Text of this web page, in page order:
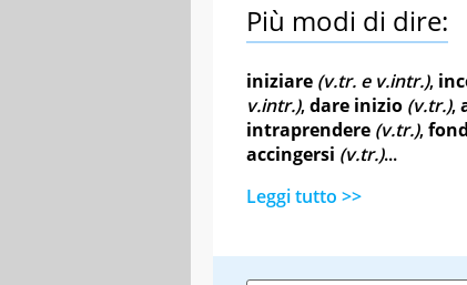
Più modi di dire:
iniziare (v.tr. e v.intr.),
v.intr.),dare inizio (v.tr.),
intraprendere (v.tr.),
accingersi (v.tr.)...
Leggi tutto >>